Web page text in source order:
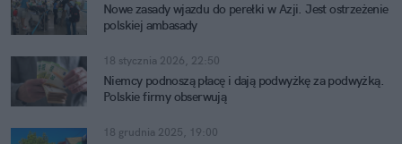
Nowe zasady wjazdu do perełki w Azji. Jest ostrzeżenie
polskiej ambasady
18 stycznia 2026, 22:50
Niemcy podnoszą płacę i dają podwyżkę za podwyżką.
Polskie firmy obserwują
18 grudnia 2025, 19:00